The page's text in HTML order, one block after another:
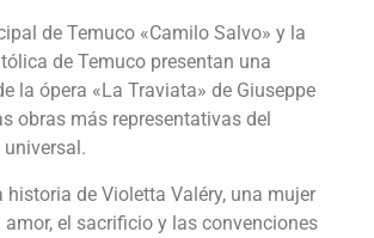
de Temuco «Camilo Salvo» y la
de Temuco presentan una
la ópera «La Traviata» de Giuseppe
obras más representativas del
historia de Violetta Valéry, una mujer
amor, el sacrificio y las convenciones